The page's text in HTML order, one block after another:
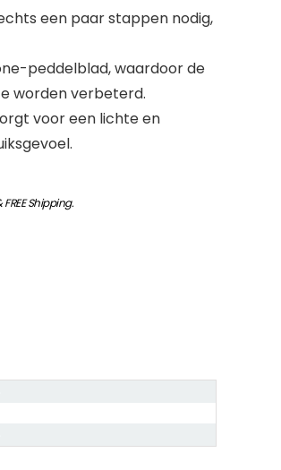
een paar stappen nodig,
peddelblad, waardoor de
worden verbeterd.
voor een lichte en
FREE Shipping.